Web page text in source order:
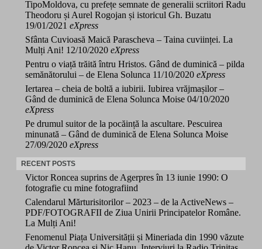
TipoMoldova, cu prefețe semnate de generalii scriitori Radu
Theodoru și Aurel Rogojan și istoricul Gh. Buzatu
19/01/2021 eXpress
Sfânta Cuvioasă Maică Parascheva – Taina cuviinței. La
Mulți Ani! 12/10/2020 eXpress
Pentru o viață trăită întru Hristos. Gând de duminică – pilda
semănătorului – de Elena Solunca 11/10/2020 eXpress
Iertarea – cheia de boltă a iubirii. Iubirea vrăjmașilor –
Gând de duminică de Elena Solunca Moise 04/10/2020
eXpress
Pe drumul suitor de la pocăință la ascultare. Pescuirea
minunată – Gând de duminică de Elena Solunca Moise
27/09/2020 eXpress
RECENT POSTS
Victor Roncea suprins de Agerpres în 13 iunie 1990: O
fotografie cu mine fotografiind
Calendarul Mărturisitorilor – 2023 – de la ActiveNews –
PDF/FOTOGRAFII de Ziua Unirii Principatelor Române.
La Mulți Ani!
Fenomenul Piața Universității și Mineriada din 1990 văzute